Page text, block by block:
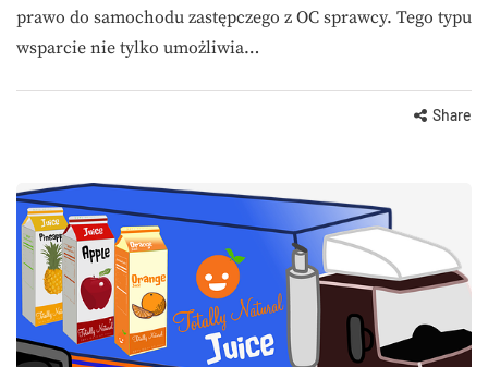
prawo do samochodu zastępczego z OC sprawcy. Tego typu
wsparcie nie tylko umożliwia…
Share